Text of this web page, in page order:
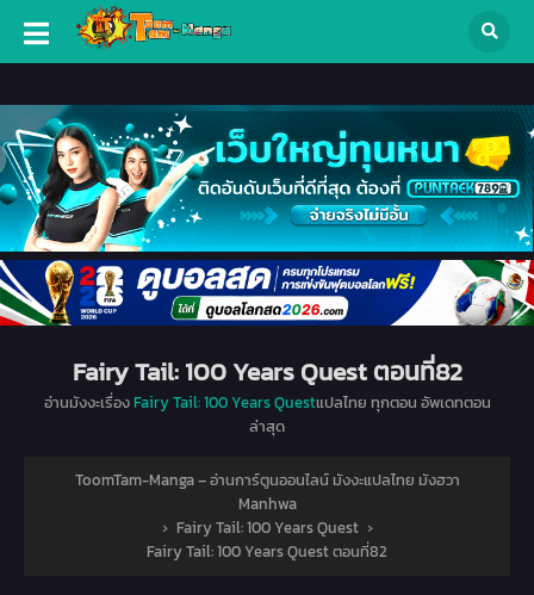
Fairy Tail: 100 Years Quest ตอนที่82
อ่านมังงะเรื่องFairy Tail: 100 Years Questแปลไทย ทุกตอน อัพเดทตอน
ล่าสุด
ToomTam-Manga – อ่านการ์ตูนออนไลน์ มังงะแปลไทย มังฮวา
Manhwa
› Fairy Tail: 100 Years Quest ›
Fairy Tail: 100 Years Quest ตอนที่82